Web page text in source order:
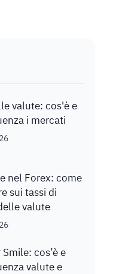
valute: cos'è e
i mercati
nel Forex: come
sui tassi di
valute
cos’è e
valute e